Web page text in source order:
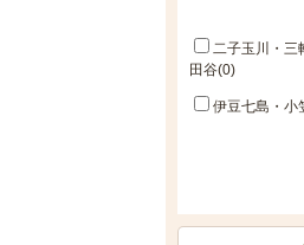
二子玉川・三
田谷(0)
伊豆七島・小